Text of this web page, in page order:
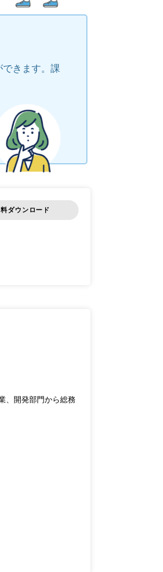
きます。課
ダウンロード
、開発部⾨から総務